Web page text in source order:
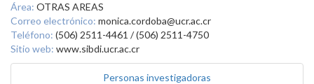
Área: OTRAS AREAS
Correo electrónico: monica.cordoba@ucr.ac.cr
Teléfono: (506) 2511-4461 / (506) 2511-4750
Sitio web: www.sibdi.ucr.ac.cr
Personas investigadoras